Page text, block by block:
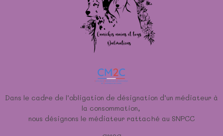
Dans le cadre de l’obligation de désignation d’un médiateur à
la consommation,
nous désignons le médiateur rattaché au SNPCC